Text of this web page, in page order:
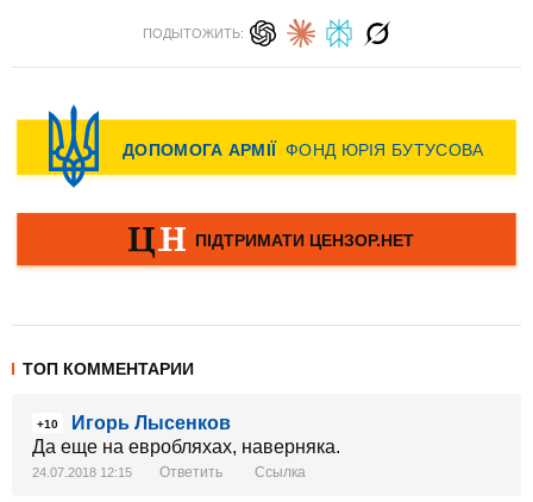
ПОДЫТОЖИТЬ:
ТОП КОММЕНТАРИИ
+10
Игорь Лысенков
Да еще на евробляхах, наверняка.
24.07.2018 12:15 Ответить Ссылка